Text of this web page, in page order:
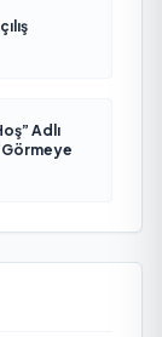
Adlı